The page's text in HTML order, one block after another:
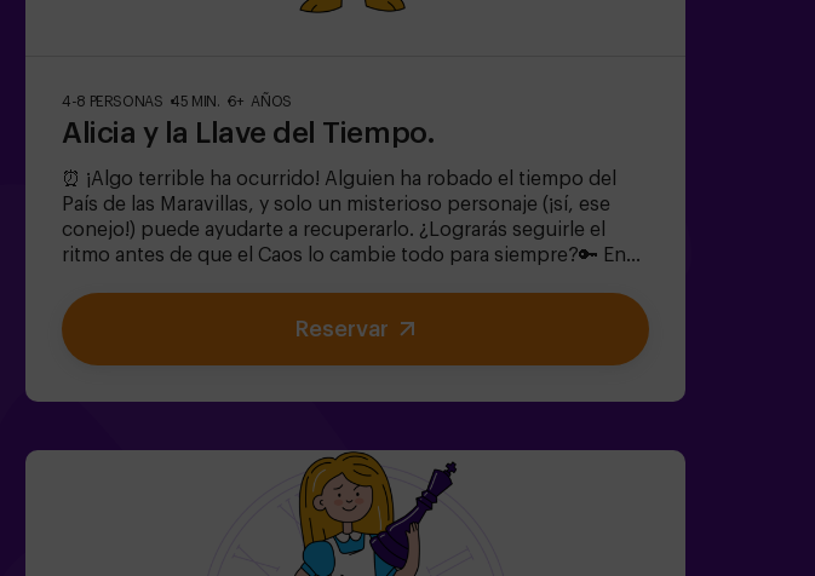
4-8 PERSONAS 45 MIN. 6+ AÑOS
Alicia y la Llave del Tiempo.
⏰ ¡Algo terrible ha ocurrido! Alguien ha robado el tiempo del
País de las Maravillas, y solo un misterioso personaje (¡sí, ese
conejo!) puede ayudarte a recuperarlo. ¿Lograrás seguirle el
ritmo antes de que el Caos lo cambie todo para siempre?🔑 En
donde:✔ Resolverás enigmas divertidos (¡como los del
Sombrerero Loco!).✔ Explorarás el Jardín Secreto de la Reina
(¡cuidado con las rosas!).✔ Ayudarás a restaurar el tiempo… ¡y la
niños | familias | cumpleaños infantiles🎂 Además del juego,
únicamente con el pack de cumpleaños.👧 Edad: +6 años
(dificultad baja, perfecto para pequeños aventureros).⚠️ Aviso:
Pasos estrechos en algunas zonas.
Reservar